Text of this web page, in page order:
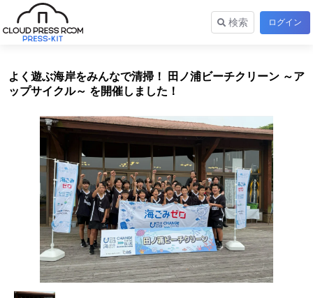
検索 ログイン
よく遊ぶ海岸をみんなで清掃！ 田ノ浦ビーチクリーン ～ア
ップサイクル～ を開催しました！